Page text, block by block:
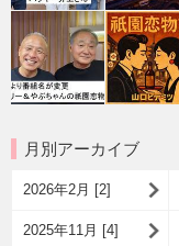
月別アーカイブ
2026年2月 [2]
2025年11月 [4]